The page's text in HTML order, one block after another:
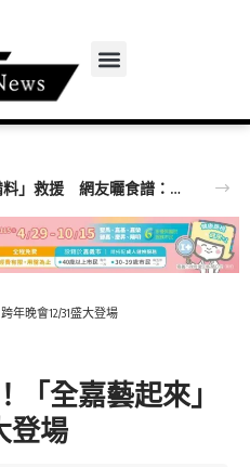
暑假煮三餐靠好市多「一站式備料」救援 網友曬食譜：料理寶庫
年晚會12/31盛大登場
「全嘉藝起來」
登場